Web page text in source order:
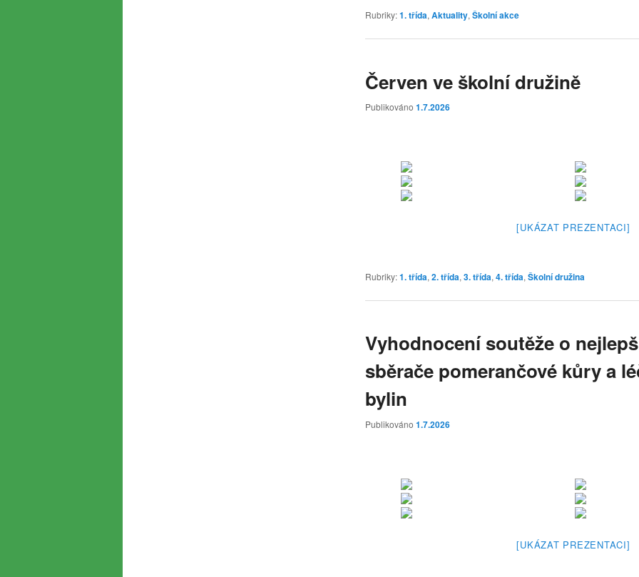
Rubriky:1. třída, Aktuality, Školní akce
Červen ve školní družině
Publikováno 1.7.2026
[UKÁZAT PREZENTACI]
Rubriky:1. třída, 2. třída, 3. třída, 4. třída, Školní družina
Vyhodnocení soutěže o
sběrače pomerančové kůry a
bylin
Publikováno 1.7.2026
[UKÁZAT PREZENTACI]